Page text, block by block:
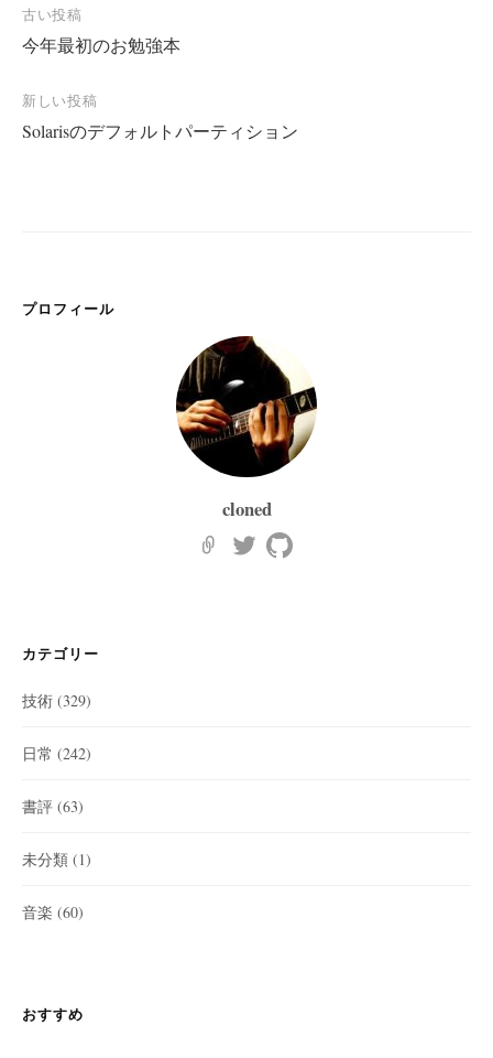
投
稿
ナ
ビ
古い投稿
今年最初のお勉強本
新しい投稿
Solarisのデフォルトパーティション
プロフィール
cloned
カテゴリー
技術 (329)
日常 (242)
書評 (63)
未分類 (1)
音楽 (60)
おすすめ